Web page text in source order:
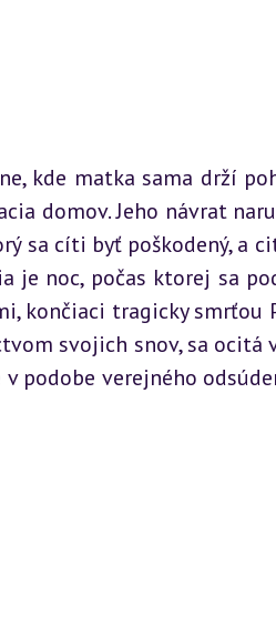
kde matka sama drží
domov. Jeho návrat
sa cíti byť poškodený, a
je noc, počas ktorej sa
končiaci tragicky smrťou
svojich snov, sa ocitá
podobe verejného